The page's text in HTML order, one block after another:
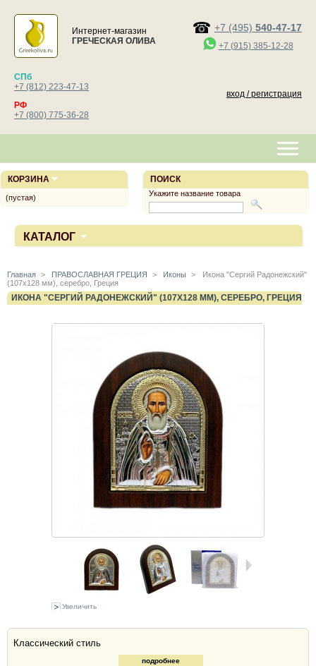
Интернет-магазин
ГРЕЧЕСКАЯ ОЛИВА
+7 (495) 540-47-17
+7 (915) 385-12-28
СПб
+7 (812) 223-47-13
РФ
+7 (800) 775-36-28
вход / регистрация
КАТАЛОГ
Главная > ПРАВОСЛАВНАЯ ГРЕЦИЯ > Иконы >
Икона "Сергий Радонежский"
(107х128 мм), серебро, Греция
ИКОНА "СЕРГИЙ РАДОНЕЖСКИЙ" (107Х128 ММ), СЕРЕБРО, ГРЕЦИЯ
Увеличить
Классический стиль
подробнее
ПОИСК
Укажите название товара
КОРЗИНА
(пустая)